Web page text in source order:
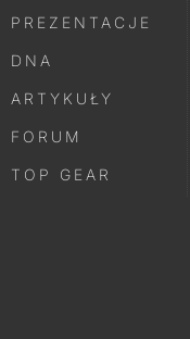
PREZENTACJE
DNA
ARTYKUŁY
FORUM
TOP GEAR